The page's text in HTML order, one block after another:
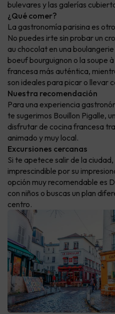
bulevares y las galerías
¿Qué comer?
La gastronomía parisina es
No puedes irte sin probar un
au chocolat en una
boeuf bourguignon o la soupe
francesa más auténtica,
son ideales para picar o llevar
Nuestra recomendación
Para una experiencia
te sugerimos Bouillon Pigalle,
disfrutar de cocina francesa
animado y muy local.
Excursiones cercanas
Si te apetece salir de la
imprescindible por su
opción muy recomendable es
con niños o buscas un plan
centro.